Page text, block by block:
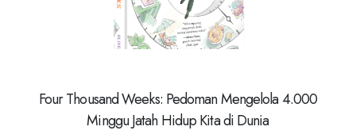
Four Thousand Weeks: Pedoman Mengelola 4.000
Minggu Jatah Hidup Kita di Dunia